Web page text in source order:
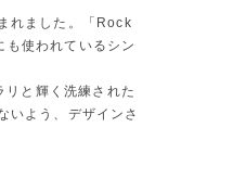
れました。「Rock
使われているシン
と輝く洗練された
いよう、デザインさ